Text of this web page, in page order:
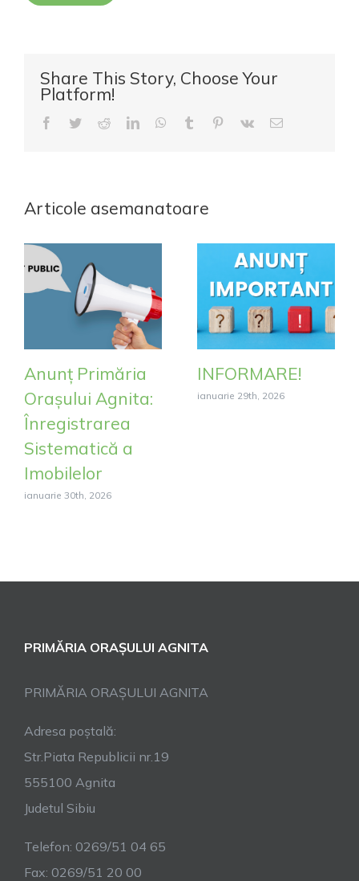
Share This Story, Choose Your
Platform!
Facebook
TwitterRedditLinkedInWhatsApp
Tumblr Pinterest
Vk
E-
Articole asemanatoare
Anunț Primăria
Orașului Agnita:
Înregistrarea
Sistematică a
Imobilelor
ianuarie 30th, 2026
INFORMARE!
ianuarie 29th, 2026
PRIMĂRIA ORAȘULUI AGNITA
PRIMĂRIA ORAȘULUI AGNITA
Adresa poștală:
Str.Piata Republicii nr.19
555100 Agnita
Judetul Sibiu
Telefon: 0269/51 04 65
Fax: 0269/51 20 00